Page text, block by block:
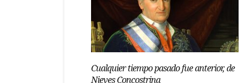
Cualquier tiempo pasado fue anterior, de
Nieves Concostrina